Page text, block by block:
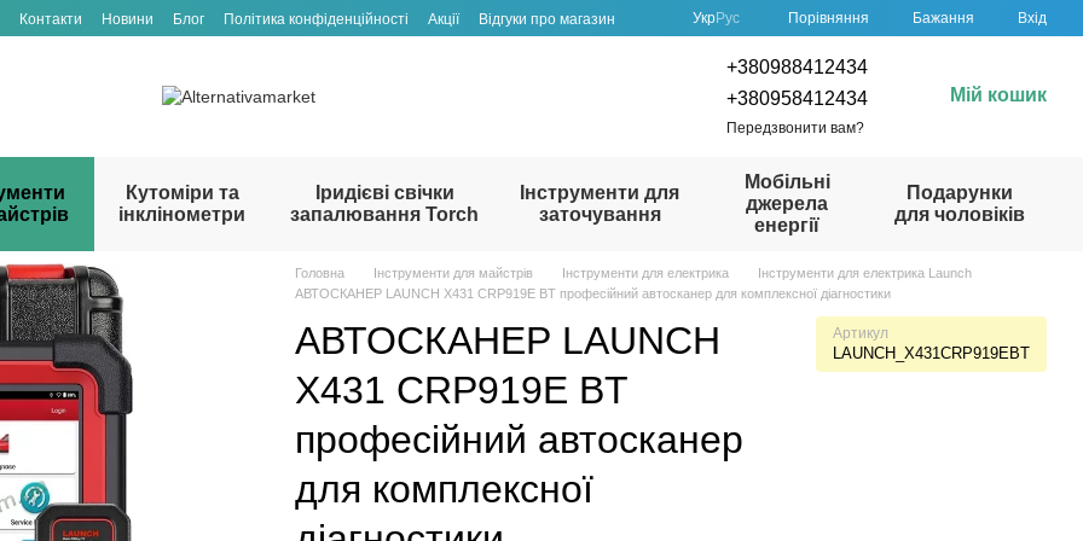
Контакти Новини Блог Політика конфіденційності Акції
Відгуки про магазин
УкрРус Порівняння Бажання Вхід
+380988412434
+380958412434
Передзвонити вам?
Мій кошик
Кутоміри та
інклінометри
Іридієві свічки
запалювання Torch
Інструменти для
заточування
Мобільні
джерела
енергії
Подарунки
для чоловіків
Головна Інструменти для майстрів Інструменти для електрика
Інструменти для електрика Launch
АВТОСКАНЕР LAUNCH X431 CRP919E BT професійний автосканер для комплексної діагностики
АВТОСКАНЕР LAUNCH
X431 CRP919E BT
професійний автосканер
для комплексної
Артикул
LAUNCH_X431CRP919EBT